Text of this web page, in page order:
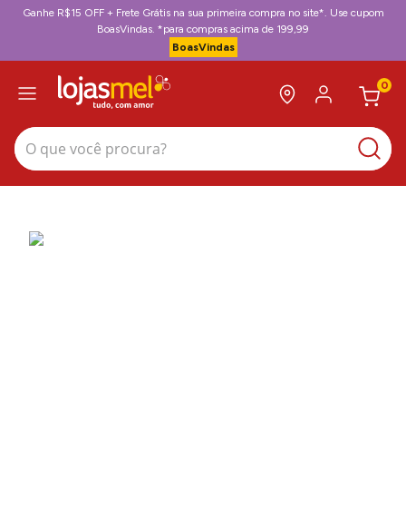
Ganhe R$15 OFF + Frete Grátis na sua primeira compra no site*. Use cupom
BoasVindas. *para compras acima de 199,99
BoasVindas
0
O que você procura?